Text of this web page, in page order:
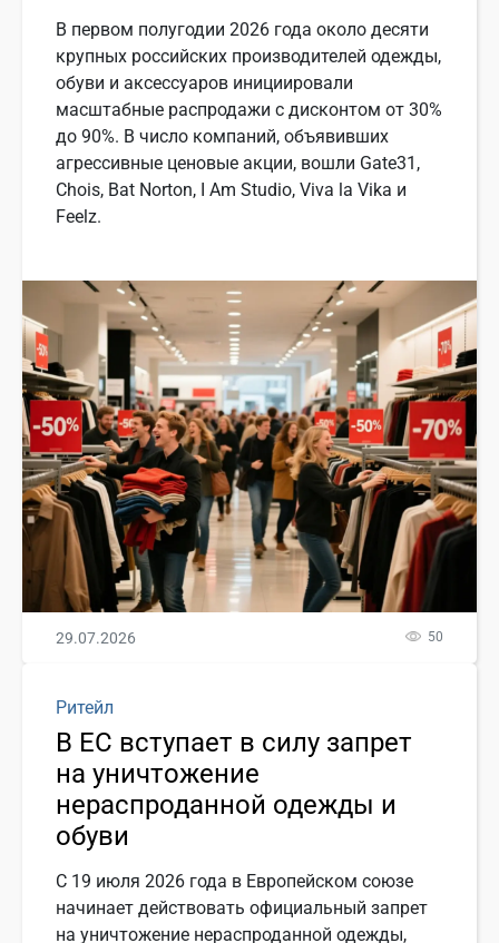
В первом полугодии 2026 года около десяти
крупных российских производителей одежды,
обуви и аксессуаров инициировали
масштабные распродажи с дисконтом от 30%
до 90%. В число компаний, объявивших
агрессивные ценовые акции, вошли Gate31,
Chois, Bat Norton, I Am Studio, Viva la Vika и
Feelz.
29.07.2026 50
Ритейл
В ЕС вступает в силу запрет
на уничтожение
нераспроданной одежды и
обуви
С 19 июля 2026 года в Европейском союзе
начинает действовать официальный запрет
на уничтожение нераспроданной одежды,